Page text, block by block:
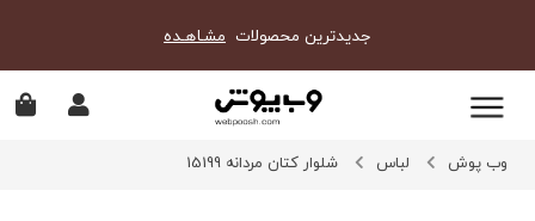
جدیدترین محصولات مشـاهـده
وب پوش لباس شلوار کتان مردانه 15199